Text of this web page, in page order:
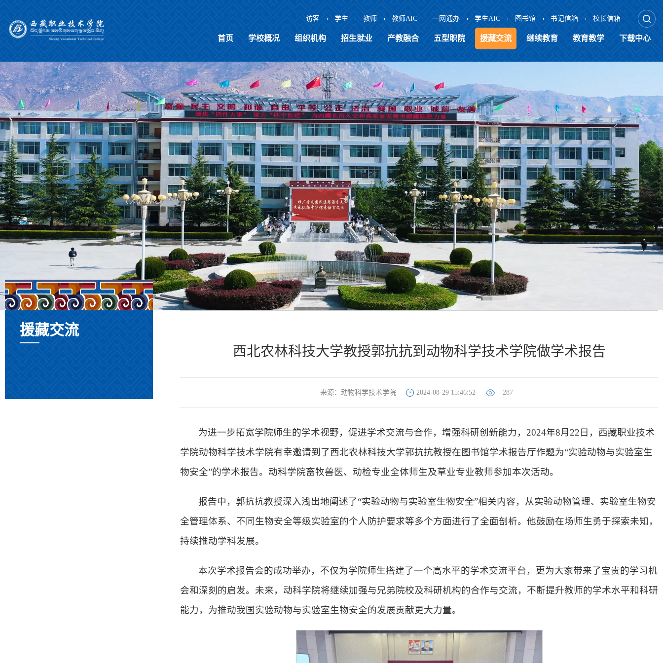
访客 学生 教师 教师AIC 一网通办 学生AIC 图书馆 书记信箱 校长信箱
首页 学校概况 组织机构 招生就业 产教融合 五型职院 援藏交流 继续教育 教育教学 下载中心
援藏交流
西北农林科技大学教授郭抗抗到动物科学技术学院做学术报告
来源：动物科学技术学院 2024-08-29 15:46:52 287
为进一步拓宽学院师生的学术视野，促进学术交流与合作，增强科研创新能力，2024年8月22日，西藏职业技术
学院动物科学技术学院有幸邀请到了西北农林科技大学郭抗抗教授在图书馆学术报告厅作题为“实验动物与实验室生
物安全”的学术报告。动科学院畜牧兽医、动检专业全体师生及草业专业教师参加本次活动。
报告中，郭抗抗教授深入浅出地阐述了“实验动物与实验室生物安全”相关内容，从实验动物管理、实验室生物安
全管理体系、不同生物安全等级实验室的个人防护要求等多个方面进行了全面剖析。他鼓励在场师生勇于探索未知，
持续推动学科发展。
本次学术报告会的成功举办，不仅为学院师生搭建了一个高水平的学术交流平台，更为大家带来了宝贵的学习机
会和深刻的启发。未来，动科学院将继续加强与兄弟院校及科研机构的合作与交流，不断提升教师的学术水平和科研
能力，为推动我国实验动物与实验室生物安全的发展贡献更大力量。